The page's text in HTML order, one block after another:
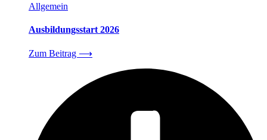
Allgemein
Ausbildungsstart 2026
Zum Beitrag ⟶